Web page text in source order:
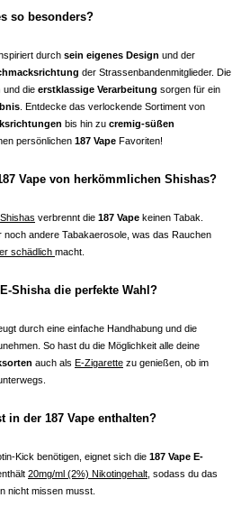
so besonders?
durch sein eigenes Design und der
der Strassenbandenmitglieder. Die
und die erstklassige Verarbeitung sorgen für ein
. Entdecke das verlockende Sortiment von
bis hin zu cremig-süßen
persönlichen 187 Vape Favoriten!
Vape von herkömmlichen Shishas?
Shishas verbrennt die 187 Vape keinen Tabak.
andere Tabakaerosole, was das Rauchen
schädlich macht.
Shisha die perfekte Wahl?
durch eine einfache Handhabung und die
So hast du die Möglichkeit alle deine
auch als E-Zigarette zu genießen, ob im
in der 187 Vape enthalten?
Kick benötigen, eignet sich die 187 Vape E-
20mg/ml (2%) Nikotingehalt , sodass du das
nicht missen musst.